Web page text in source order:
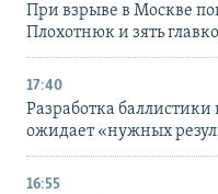
При взрыве в Москве
Плохотнюк и зять
17:40
Разработка
ожидает «нужных
16:55